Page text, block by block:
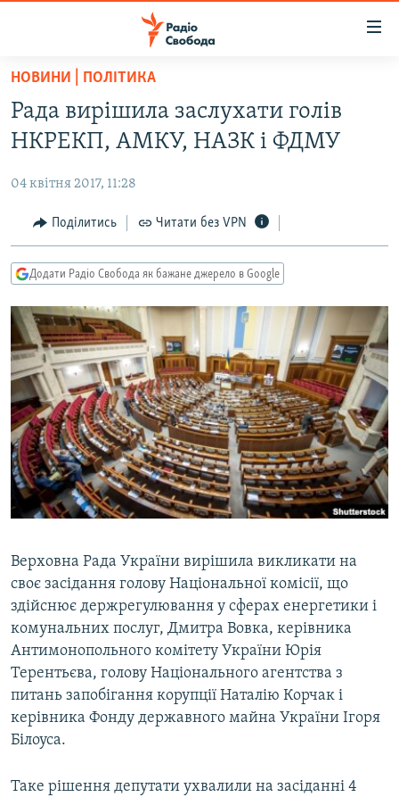
Перейти
основного
матеріалу
до
навігації
Перейти
до
ВСЕ ЗА ДОБУ
ПОЛІТИКА
ЕКОНОМІКА
КУЛЬТУРА
СПОРТ
УКРАЇНА
СВІТ
ВІЙНА
РОСІЙСЬКА «ФІЛЬТРАЦІЯ»
КРИМ.РЕАЛІЇ
ТИ ЯК?
СХЕМИ
КИТАЙ.ВИКЛИКИ
МУЛЬТИМЕДІА
ФОТО
СПЕЦПРОЄКТИ
ПОДКАСТИ
КРИМ РЕАЛІЇ
РУС
УКР
КТАТ
ДОЛУЧАЙСЯ!
НОВИНИ | ПОЛІТИКА
Рада вирішила заслухати голів
НКРЕКП, АМКУ, НАЗК і ФДМУ
04 квітня 2017, 11:28
Поділитись Читати без VPN
Додати Радіо Свобода як бажане джерело в Google
Верховна Рада України вирішила викликати на
своє засідання голову Національної комісії, що
здійснює держрегулювання у сферах енергетики і
комунальних послуг, Дмитра Вовка, керівника
Антимонопольного комітету України Юрія
Терентьєва, голову Національного агентства з
питань запобігання корупції Наталію Корчак і
керівника Фонду державного майна України Ігоря
Білоуса.
Таке рішення депутати ухвалили на засіданні 4